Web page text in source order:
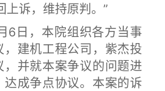
上诉，维持原判。”
日，本院组织各方当事
，建机工程公司，紫杰投
，并就本案争议的问题进
成争点协议。本案的诉